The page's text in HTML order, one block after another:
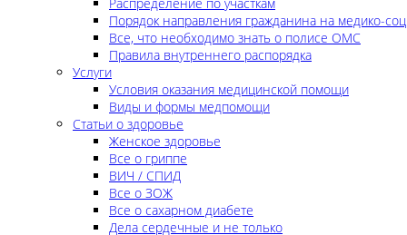
Порядок направления гражданина на медико-
Все, что необходимо знать о полисе ОМС
Правила внутреннего распорядка
Услуги
Условия оказания медицинской помощи
Виды и формы медпомощи
Статьи о здоровье
Женское здоровье
Все о гриппе
ВИЧ / СПИД
Все о ЗОЖ
Все о сахарном диабете
Дела сердечные и не только